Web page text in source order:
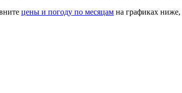
цены и погоду по месяцам на графиках ниже,